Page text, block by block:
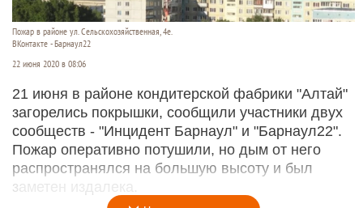
Пожар в районе ул. Сельскохозяйственная, 4е.
ВКонтакте - Барнаул22
22 июня 2020 в 08:06
21 июня в районе кондитерской фабрики "Алтай"
загорелись покрышки, сообщили участники двух
сообществ - "Инцидент Барнаул" и "Барнаул22".
Пожар оперативно потушили, но дым от него
распространялся на большую высоту и был
заметен издалека.